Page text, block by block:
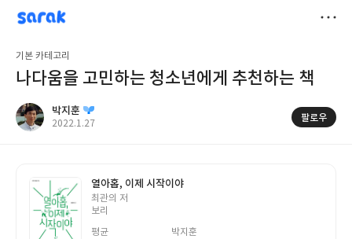
sarak
박지훈
기본 카테고리
나다움을 고민하는 청소년에게 추천하는 책
박지훈
작
2022.1.27
팔로우
열아홉, 이제 시작이야
글
쓴
최관의 저
보리
평균
박지훈